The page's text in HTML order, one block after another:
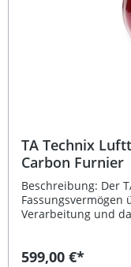
TA Technix
Carbon Furnier
Beschreibung: Der
Verarbeitung und
individuelle
599,00 €*